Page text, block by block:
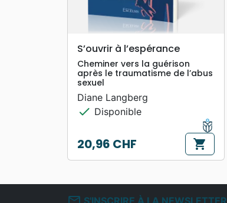
search APERÇU RAPIDE
S’ouvrir à l’espérance
Cheminer vers la guérison
après le traumatisme de l’abus
sexuel
Diane Langberg
check Disponible
Prix
20,96 CHF shopping_cart
S'INSCRIRE À LA NEWSLETTER